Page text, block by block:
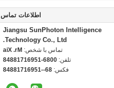
اطلاعات تماس
Jiangsu SunPhoton Intelligence
Technology Co., Ltd.
تماس با شخص: Mr. Xia
تلفن: 0086-15961718848
فکس: 86--15961718848